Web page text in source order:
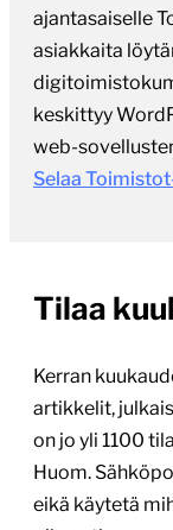
ajantasaiselle
asiakkaita
keskittyy
web-
Selaa
Tilaa
Kerran
artikkelit,
on jo yli 1100
Huom.
eikä käytetä